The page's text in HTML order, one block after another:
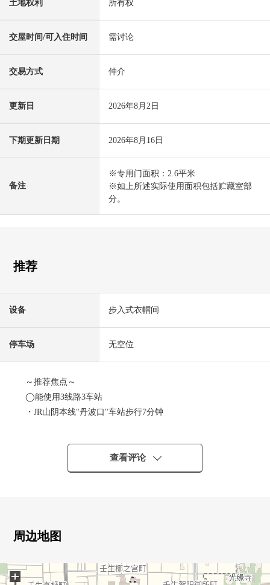
土地权利 所有权
交屋时间/可入住时间 需讨论
交易方式 仲介
更新日 2026年8月2日
下期更新日期 2026年8月16日
备注
※专用门面积：2.6平米
※如上所述实际使用面积包括贮藏室部
分。
推荐
设备 步入式衣帽间
停车场 无空位
～推荐焦点～
◯能使用3线路3车站
・JR山阴本线"丹波口"车站步行7分钟
・京都幸运电力铁道公司岚山本线"四条大宫"车站步行11分
◯约73.24平米的3LDK型
◯有贮藏室
～LIFE信息～
◯松本五条店约280m
查看评论
周边地图
+